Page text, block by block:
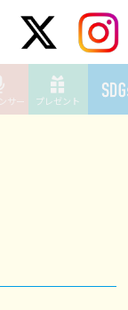
サー プレゼント